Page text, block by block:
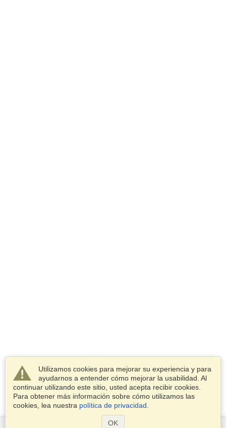
Utilizamos cookies para mejorar su experiencia y para
ayudarnos a entender cómo mejorar la usabilidad. Al
continuar utilizando este sitio, usted acepta recibir cookies.
Para obtener más información sobre cómo utilizamos las
cookies, lea nuestra política de privacidad
OK